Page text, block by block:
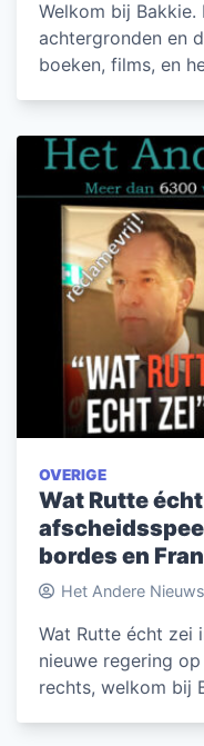
Welkom bij
achtergronden en
boeken, films, en
OVERIGE
Wat Rutte
bordes en
Het Andere Nieuws
Wat Rutte écht zei
nieuwe regering
rechts, welkom bij